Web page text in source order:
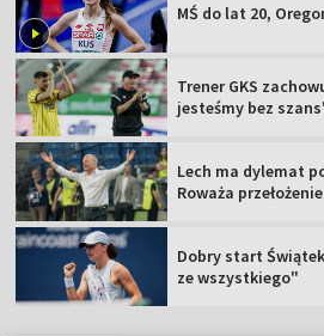
MŚ do lat 20,
Trener GKS
jesteśmy bez
Lech ma dylemat
Roważa
Dobry start
ze wszystkiego"